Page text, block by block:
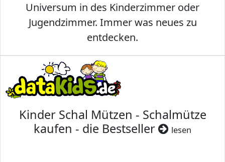
Universum in des Kinderzimmer oder
Jugendzimmer. Immer was neues zu
entdecken.
Kinder Schal Mützen - Schalmütze
kaufen - die Bestseller
lesen